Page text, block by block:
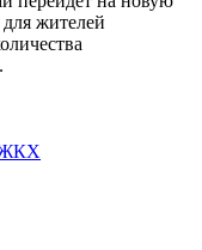
жителей